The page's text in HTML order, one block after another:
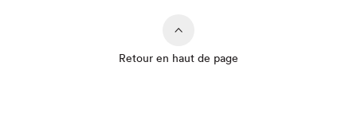
Retour en haut de page